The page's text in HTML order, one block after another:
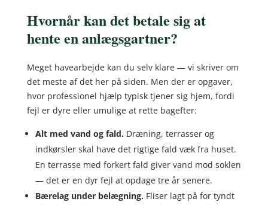
Hvornår kan det betale sig at
hente en anlægsgartner?
Meget havearbejde kan du selv klare — vi skriver om
det meste af det her på siden. Men der er opgaver,
hvor professionel hjælp typisk tjener sig hjem, fordi
fejl er dyre eller umulige at rette bagefter:
Alt med vand og fald.Dræning, terrasser og
indkørsler skal have det rigtige fald væk fra huset.
En terrasse med forkert fald giver vand mod soklen
— det er en dyr fejl at opdage tre år senere.
Bærelag under belægning.Fliser lagt på for tyndt